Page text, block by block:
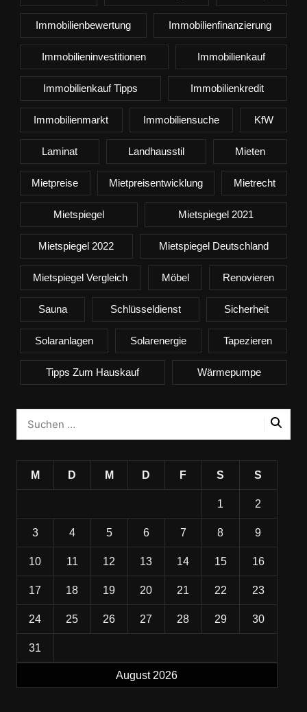
Immobilienbewertung Immobilienfinanzierung
Immobilieninvestitionen Immobilienkauf
Immobilienkauf Tipps Immobilienkredit
Immobilienmarkt Immobiliensuche KfW
Laminat Landhausstil Mieten
Mietpreise Mietpreisentwicklung Mietrecht
Mietspiegel Mietspiegel 2021
Mietspiegel 2022 Mietspiegel Deutschland
Mietspiegel Vergleich Möbel Renovieren
Sauna Schlüsseldienst Sicherheit
Solaranlagen Solarenergie Tapezieren
Tipps Zum Hauskauf Wärmepumpe
August 2026
M D M D F S S
1 2
3 4 5 6 7 8 9
10 11 12 13 14 15 16
17 18 19 20 21 22 23
24 25 26 27 28 29 30
31